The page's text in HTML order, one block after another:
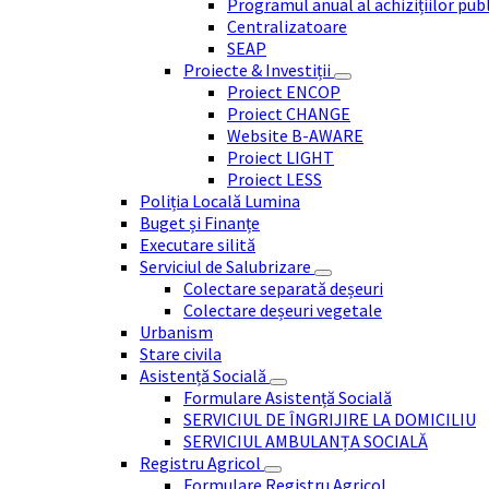
Programul anual al achizițiilor
Centralizatoare
SEAP
Proiecte & Investiții
Proiect ENCOP
Proiect CHANGE
Website B-AWARE
Proiect LIGHT
Proiect LESS
Poliția Locală Lumina
Buget și Finanțe
Executare silită
Serviciul de Salubrizare
Colectare separată deșeuri
Colectare deșeuri vegetale
Urbanism
Stare civila
Asistență Socială
Formulare Asistență Socială
SERVICIUL DE ÎNGRIJIRE LA DOMICILIU
SERVICIUL AMBULANȚA SOCIALĂ
Registru Agricol
Formulare Registru Agricol